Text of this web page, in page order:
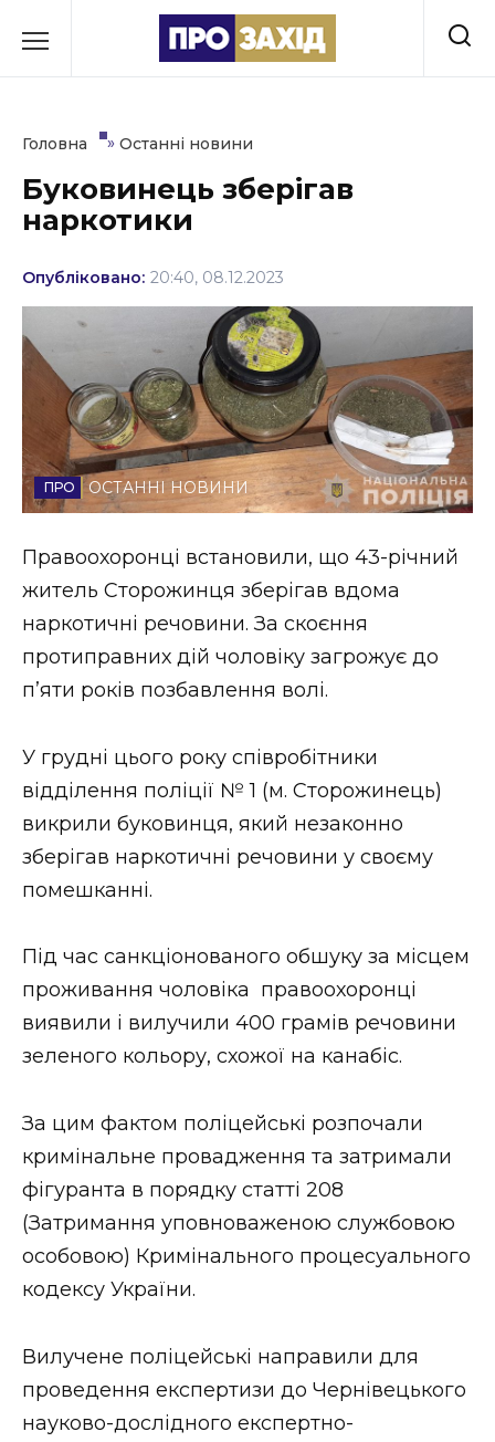
до
Культура
Освіта
Події
Політика
Соціум
Спорт
Стиль життя
Втрачений Ужгород
Втрачений Ужгород (відеоверсія)
НОВИНИ ЗАХІДНОЇ УКРАЇНИ
ВІДЕО
Головна » Останні новини
Буковинець зберігав
наркотики
Опубліковано: 20:40, 08.12.2023
ОСТАННІ НОВИНИ
Правоохоронці встановили, що 43-річний
житель Сторожинця зберігав вдома
наркотичні речовини. За скоєння
протиправних дій чоловіку загрожує до
п’яти років позбавлення волі.
У грудні цього року співробітники
відділення поліції № 1 (м. Сторожинець)
викрили буковинця, який незаконно
зберігав наркотичні речовини у своєму
помешканні.
Під час санкціонованого обшуку за місцем
проживання чоловіка правоохоронці
виявили і вилучили 400 грамів речовини
зеленого кольору, схожої на канабіс.
За цим фактом поліцейські розпочали
кримінальне провадження та затримали
фігуранта в порядку статті 208
(Затримання уповноваженою службовою
особовою) Кримінального процесуального
кодексу України.
Вилучене поліцейські направили для
проведення експертизи до Чернівецького
науково-дослідного експертно-